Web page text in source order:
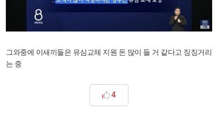
그와중에 이새끼들은 유심교체 지원 돈 많이 들 거 같다고 징징거리
는 중
4